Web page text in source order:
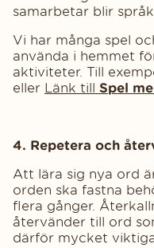
samarbetar blir
Vi har många spel
använda i hemmet
aktiviteter. Till
eller Länk till Spel
4. Repetera och
Att lära sig nya ord
orden ska fastna
flera gånger.
återvänder till ord
därför mycket